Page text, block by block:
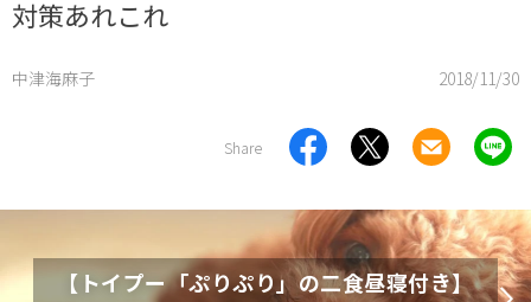
対策あれこれ
中津海麻子 2018/11/30
Share
【トイプー「ぷりぷり」の二食昼寝付き】